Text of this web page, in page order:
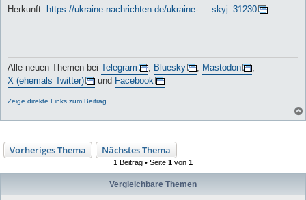
Herkunft: https://ukraine-nachrichten.de/ukraine- ... skyj_31230
Alle neuen Themen bei Telegram , Bluesky , Mastodon
,
X (ehemals Twitter)
und Facebook
Zeige direkte Links zum Beitrag
Vorheriges Thema Nächstes Thema
1 Beitrag • Seite 1 von 1
Vergleichbare Themen